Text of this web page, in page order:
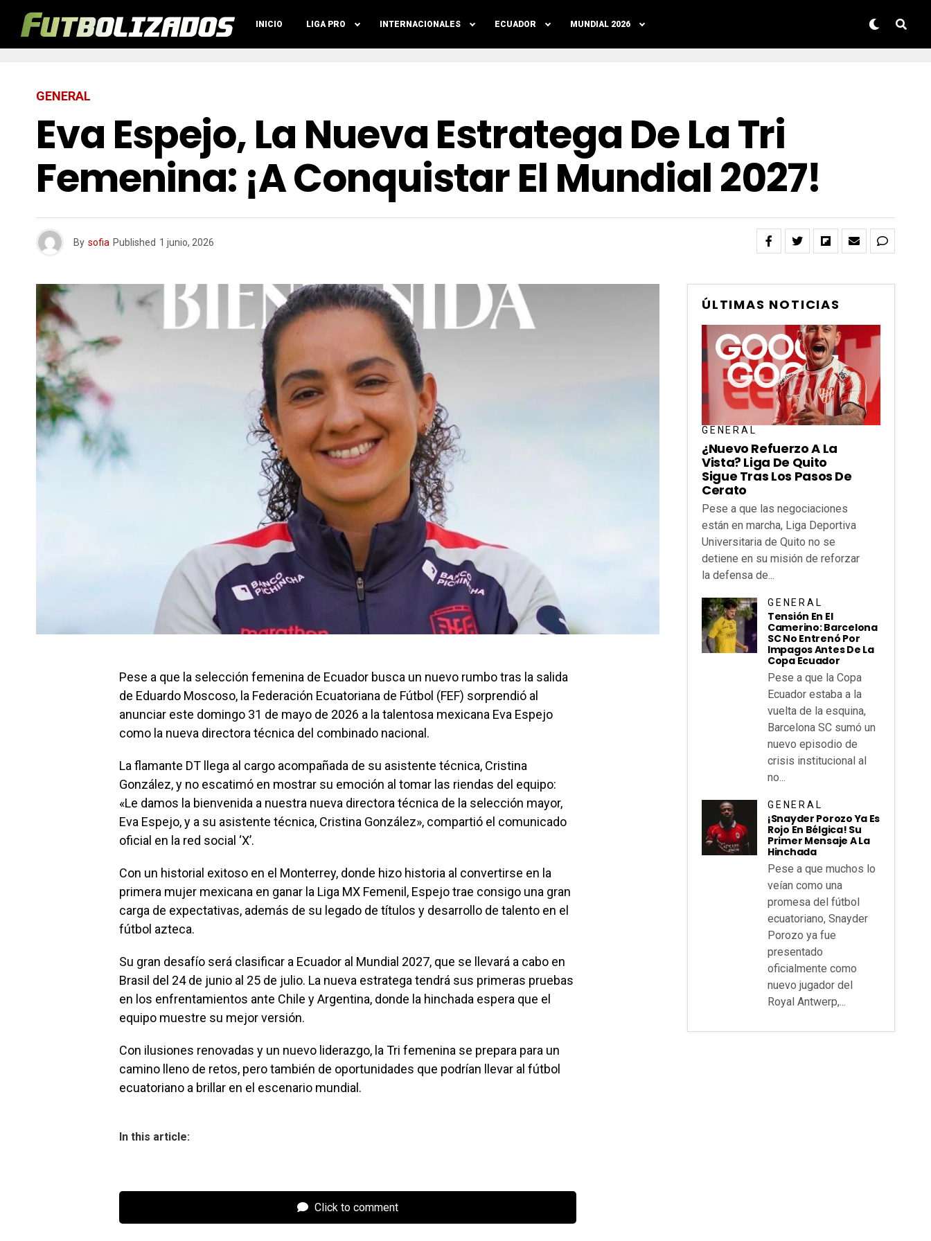
INICIO LIGA PRO INTERNACIONALES ECUADOR MUNDIAL 2026
GENERAL
Eva Espejo, La Nueva Estratega De La Tri
Femenina: ¡A Conquistar El Mundial 2027!
By sofia Published 1 junio, 2026
Pese a que la selección femenina de Ecuador busca un nuevo rumbo tras la salida
de Eduardo Moscoso, la Federación Ecuatoriana de Fútbol (FEF) sorprendió al
anunciar este domingo 31 de mayo de 2026 a la talentosa mexicana Eva Espejo
como la nueva directora técnica del combinado nacional.
La flamante DT llega al cargo acompañada de su asistente técnica, Cristina
González, y no escatimó en mostrar su emoción al tomar las riendas del equipo:
«Le damos la bienvenida a nuestra nueva directora técnica de la selección mayor,
Eva Espejo, y a su asistente técnica, Cristina González», compartió el comunicado
oficial en la red social ‘X’.
Con un historial exitoso en el Monterrey, donde hizo historia al convertirse en la
primera mujer mexicana en ganar la Liga MX Femenil, Espejo trae consigo una gran
carga de expectativas, además de su legado de títulos y desarrollo de talento en el
fútbol azteca.
Su gran desafío será clasificar a Ecuador al Mundial 2027, que se llevará a cabo en
Brasil del 24 de junio al 25 de julio. La nueva estratega tendrá sus primeras pruebas
en los enfrentamientos ante Chile y Argentina, donde la hinchada espera que el
equipo muestre su mejor versión.
Con ilusiones renovadas y un nuevo liderazgo, la Tri femenina se prepara para un
camino lleno de retos, pero también de oportunidades que podrían llevar al fútbol
ecuatoriano a brillar en el escenario mundial.
In this article:
Click to comment
ÚLTIMAS NOTICIAS
GENERAL
¿Nuevo Refuerzo A La
Vista? Liga De Quito
Sigue Tras Los Pasos De
Cerato
Pese a que las negociaciones
están en marcha, Liga Deportiva
Universitaria de Quito no se
detiene en su misión de reforzar
la defensa de...
GENERAL
Tensión En El
Camerino: Barcelona
SC No Entrenó Por
Impagos Antes De La
Copa Ecuador
Pese a que la Copa
Ecuador estaba a la
vuelta de la esquina,
Barcelona SC sumó un
nuevo episodio de
crisis institucional al
no...
GENERAL
¡Snayder Porozo Ya Es
Rojo En Bélgica! Su
Primer Mensaje A La
Hinchada
Pese a que muchos lo
veían como una
promesa del fútbol
ecuatoriano, Snayder
Porozo ya fue
presentado
oficialmente como
nuevo jugador del
Royal Antwerp,...